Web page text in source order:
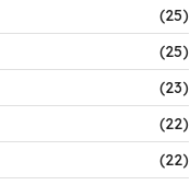
(25)
(25)
(23)
(22)
(22)